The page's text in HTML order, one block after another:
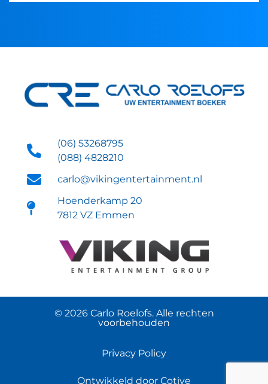
(06) 53268795
(088) 4828210
carlo@vikingentertainment.nl
Hoenderkamp 20
7812 VZ Emmen
© 2026 Carlo Roelofs. Alle rechten
voorbehouden
Privacy Policy
Ontwikkeld door Cotive